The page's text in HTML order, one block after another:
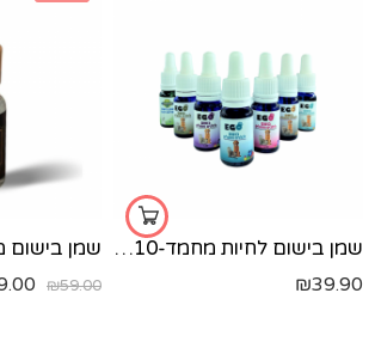
שמן בישום לחיות מחמד-10 מ"ל
₪39.90
שמן בישום
₪59.00
לאס וגאס